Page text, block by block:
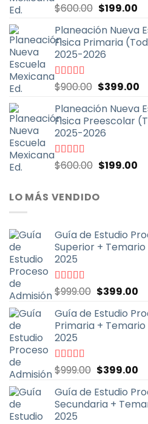
Valorado
con
5
$600.00 El
original
era:
$600.00.
$199.00El
Planeación Nueva
Fisica Primaria
2025-2026
Valorado
con
5
$900.00 El
original
era:
$900.00.
$399.00El
Planeación Nueva
Fisica Preescolar
2025-2026
Valorado
con
$600.00 El
original
era:
$199.00El
LO MÁS VENDIDO
Guía de Estudio
Superior +
2025
Valorado
con
5
$999.00 El
original
era:
$399.00El
Guía de Estudio
Primaria +
2025
Valorado
con
5
$999.00 El
original
era:
$399.00El
Guía de Estudio
Secundaria +
2025